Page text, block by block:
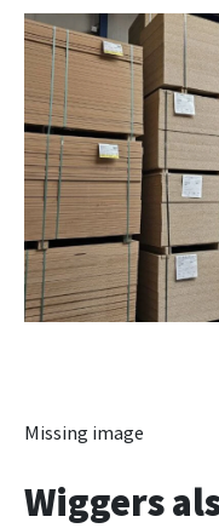
Missing image
Wiggers